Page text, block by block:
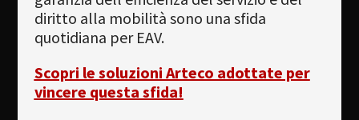
diritto alla mobilità sono una sfida
quotidiana per EAV.
Scopri le soluzioni Arteco adottate per
vincere questa sfida!